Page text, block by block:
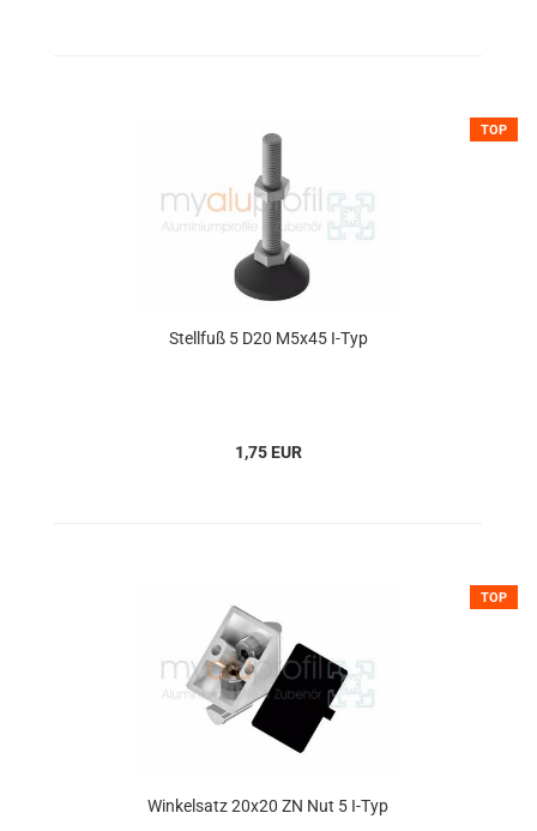
TOP
Stellfuß 5 D20 M5x45 I-Typ
1,75 EUR
TOP
Winkelsatz 20x20 ZN Nut 5 I-Typ